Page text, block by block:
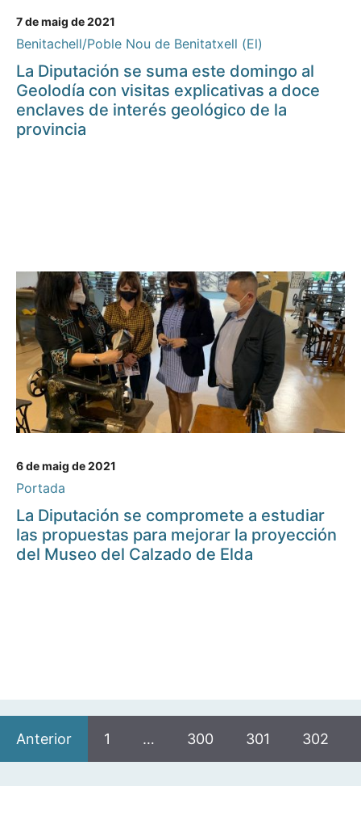
7 de maig de 2021
Benitachell/Poble Nou de Benitatxell (El)
La Diputación se suma este domingo al
Geolodía con visitas explicativas a doce
enclaves de interés geológico de la
provincia
6 de maig de 2021
Portada
La Diputación se compromete a estudiar
las propuestas para mejorar la proyección
del Museo del Calzado de Elda
Anterior 1 … 300 301 302